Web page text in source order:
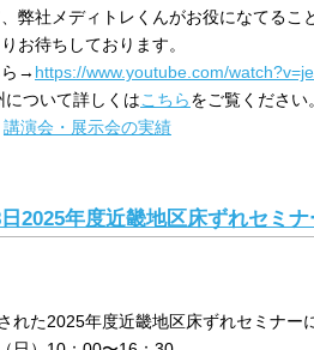
弊社メディトレくんがお役になてるこ
お待ちしております。
ら→ https://www.youtube.com/
ついて詳しくはこちらをご覧ください。
講演会・展示会の実績
2025年度近畿地区床ずれセミ
れた2025年度近畿地区床ずれセミナー